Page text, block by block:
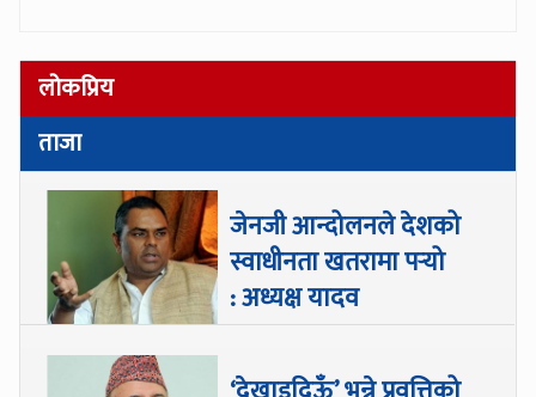
लोकप्रिय
ताजा
जेनजी आन्दोलनले देशको
स्वाधीनता खतरामा पर्‍यो
: अध्यक्ष यादव